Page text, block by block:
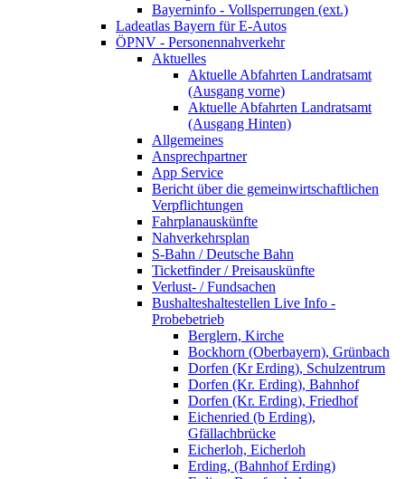
Bayerninfo - Vollsperrungen (ext.)
Ladeatlas Bayern für E-Autos
ÖPNV - Personennahverkehr
Aktuelles
Aktuelle Abfahrten Landratsamt
(Ausgang vorne)
Aktuelle Abfahrten Landratsamt
(Ausgang Hinten)
Allgemeines
Ansprechpartner
App Service
Bericht über die gemeinwirtschaftlichen
Verpflichtungen
Fahrplanauskünfte
Nahverkehrsplan
S-Bahn / Deutsche Bahn
Ticketfinder / Preisauskünfte
Verlust- / Fundsachen
Bushalteshaltestellen Live Info -
Probebetrieb
Berglern, Kirche
Bockhorn (Oberbayern), Grünbach
Dorfen (Kr Erding), Schulzentrum
Dorfen (Kr. Erding), Bahnhof
Dorfen (Kr. Erding), Friedhof
Eichenried (b Erding),
Gfällachbrücke
Eicherloh, Eicherloh
Erding, (Bahnhof Erding)